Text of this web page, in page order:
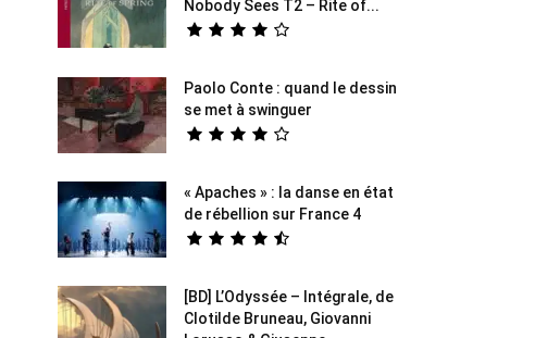
Nobody Sees T2 – Rite of...
Paolo Conte : quand le dessin
se met à swinguer
« Apaches » : la danse en état
de rébellion sur France 4
[BD] L’Odyssée – Intégrale, de
Clotilde Bruneau, Giovanni